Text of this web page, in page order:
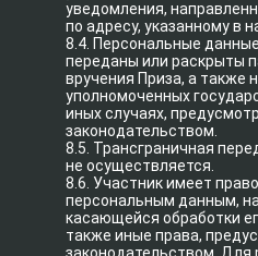
уведомления,
по адресу, указанному в
8.4. Персональные
переданы или раскрыты
вручения Приза, а также
уполномоченных
иных случаях,
законодательством.
8.5. Трансграничная
не осуществляется.
8.6. Участник имеет
персональным данным,
касающейся обработки
также иные права,